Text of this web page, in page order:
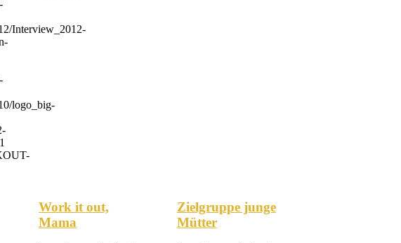
Interview_2012-
logo_big-
Work it out,
Mama
Zielgruppe junge
Mütter